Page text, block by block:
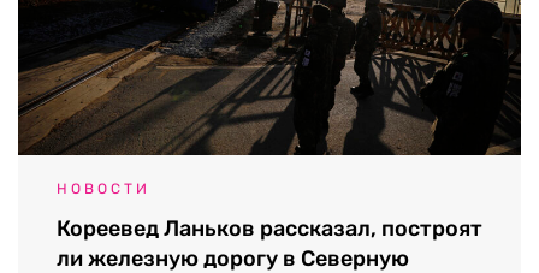
НОВОСТИ
Кореевед Ланьков рассказал, построят
ли железную дорогу в Северную